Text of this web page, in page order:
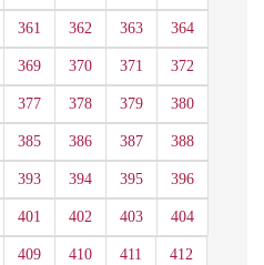
361 362 363 364
369 370 371 372
377 378 379 380
385 386 387 388
393 394 395 396
401 402 403 404
409 410 411 412